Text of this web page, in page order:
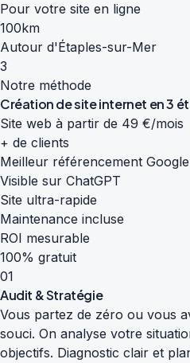
Pour votre site en ligne
100km
Autour d'Étaples-sur-Mer
3
Notre méthode
Création de site internet en3
Site web à partir de 49 €/mois
+ de clients
Meilleur référencement Google
Visible sur ChatGPT
Site ultra-rapide
Maintenance incluse
ROI mesurable
100% gratuit
01
Audit & Stratégie
Vous partez de zéro ou vous
souci. On analyse votre
objectifs. Diagnostic clair et